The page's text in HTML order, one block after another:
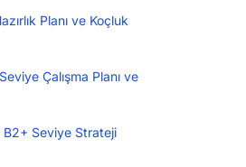
Planı ve Koçluk
Çalışma Planı ve
B2+ Seviye Strateji